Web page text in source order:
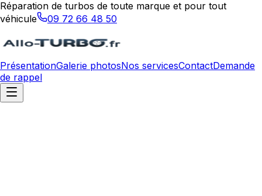
Réparation de turbos de toute marque et pour tout
véhicule
09 72 66 48 50
PrésentationGalerie photosNos servicesContactDemande
de rappel